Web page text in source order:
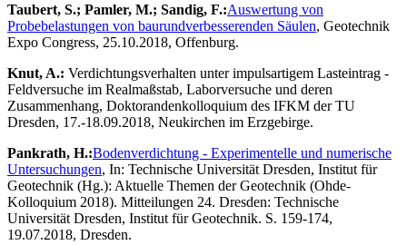
Taubert, S.; Pamler, M.; Sandig, F.:Auswertung von
Probebelastungen von baurundverbesserenden Säulen, Geotechnik
Expo Congress, 25.10.2018, Offenburg.
Knut, A.: Verdichtungsverhalten unter impulsartigem Lasteintrag -
Feldversuche im Realmaßstab, Laborversuche und deren
Zusammenhang, Doktorandenkolloquium des IFKM der TU
Dresden, 17.-18.09.2018, Neukirchen im Erzgebirge.
Pankrath, H.:Bodenverdichtung - Experimentelle und numerische
Untersuchungen, In: Technische Universität Dresden, Institut für
Geotechnik (Hg.): Aktuelle Themen der Geotechnik (Ohde-
Kolloquium 2018). Mitteilungen 24. Dresden: Technische
Universität Dresden, Institut für Geotechnik. S. 159-174,
19.07.2018, Dresden.